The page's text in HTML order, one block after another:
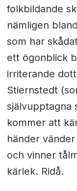
folkbildande
nämligen
som har
ett ögonblick
irriterande
Stiernstedt
självupptagna
kommer att
händer
och vinner
kärlek. Ridå.